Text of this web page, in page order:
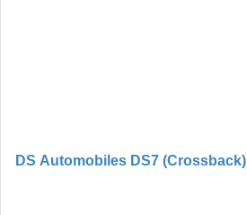
DS Automobiles DS7 (Crossback)